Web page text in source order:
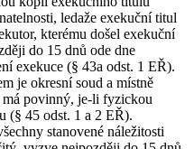
ledaže exekuční titul
kterému došel exekuční
do 15 dnů ode dne
exekuce (§ 43a odst. 1 EŘ).
je okresní soud a místně
povinný, je-li fyzickou
(§ 45 odst. 1 a 2 EŘ).
stanovené náležitosti